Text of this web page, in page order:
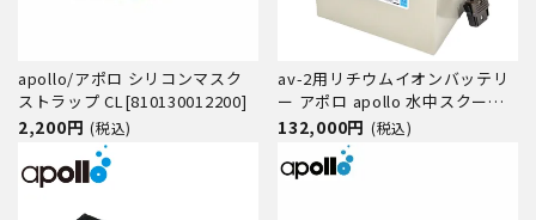
apollo/アポロ シリコンマスク
ストラップ CL[810130012200]
2,200円 (税込)
av-2用リチウムイオンバッテリ
ー アポロ apollo 水中スクータ
ー av-2 エボリューション クラ
シック リチウムイオン リン酸鉄
27Ah 専用 バッテリー 大容量 業
132,000円 (税込)